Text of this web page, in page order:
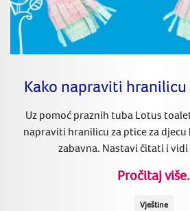
Kako napraviti hranilicu
Uz pomoć praznih tuba Lotus
napraviti hranilicu za ptice za
zabavna. Nastavi čitati i
Pročitaj više.
Vještine